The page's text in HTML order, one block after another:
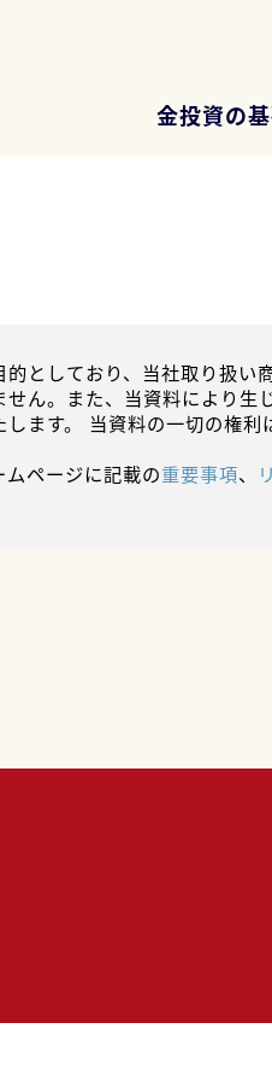
金投資の
としており、当社取り扱
ん。また、当資料により
ます。 当資料の一切の権
ページに記載の重要事項、